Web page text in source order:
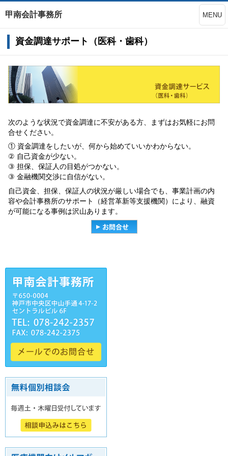
甲南会計事務所 MENU
資金調達サポート（医科・歯科）
次のような状況で資金調達に不安がある方、まずはお気軽にお問
合せください。
① 資金調達をしたいが、何から始めていいかわからない。
② 自己資金が少ない。
③ 担保、保証人の目処がつかない。
③ 金融機関交渉に自信がない。
自己資金、担保、保証人の状況が厳しい場合でも、事業計画の内
容や会計事務所のサポート（経営革新等支援機関）により、融資
が可能になる事例は沢山あります。